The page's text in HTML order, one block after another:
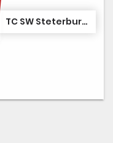
TC SW Steterburg II